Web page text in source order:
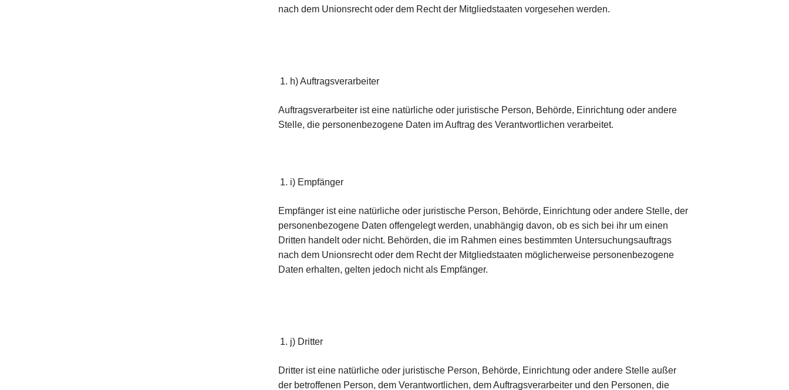
nach dem Unionsrecht oder dem Recht der Mitgliedstaaten vorgesehen werden.
h) Auftragsverarbeiter
Auftragsverarbeiter ist eine natürliche oder juristische Person, Behörde, Einrichtung oder andere
Stelle, die personenbezogene Daten im Auftrag des Verantwortlichen verarbeitet.
i) Empfänger
Empfänger ist eine natürliche oder juristische Person, Behörde, Einrichtung oder andere Stelle, der
personenbezogene Daten offengelegt werden, unabhängig davon, ob es sich bei ihr um einen
Dritten handelt oder nicht. Behörden, die im Rahmen eines bestimmten Untersuchungsauftrags
nach dem Unionsrecht oder dem Recht der Mitgliedstaaten möglicherweise personenbezogene
Daten erhalten, gelten jedoch nicht als Empfänger.
j) Dritter
Dritter ist eine natürliche oder juristische Person, Behörde, Einrichtung oder andere Stelle außer
der betroffenen Person, dem Verantwortlichen, dem Auftragsverarbeiter und den Personen, die